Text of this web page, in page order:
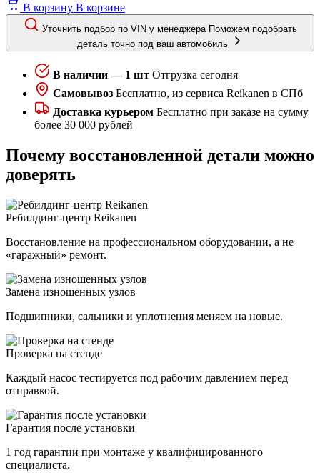
В корзину В корзине
Уточнить подбор по VIN у менеджера Поможем подобрать
деталь точно под ваш автомобиль
В наличии — 1 шт Отгрузка сегодня
Самовывоз Бесплатно, из сервиса Reikanen в СПб
Доставка курьером Бесплатно при заказе на сумму
более 30 000 рублей
Почему восстановленной детали можно
доверять
Ребилдинг-центр Reikanen
Восстановление на профессиональном оборудовании, а не
«гаражный» ремонт.
Замена изношенных узлов
Подшипники, сальники и уплотнения меняем на новые.
Проверка на стенде
Каждый насос тестируется под рабочим давлением перед
отправкой.
Гарантия после установки
1 год гарантии при монтаже у квалифицированного
специалиста.